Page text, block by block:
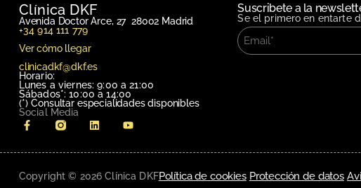
Clínica DKF
Avenida Doctor Arce, 27 28002 Madrid
+34 914 111 779
Ver cómo llegar
clinicadkf@dkf.es
Horario:
Lunes a viernes: 9:00 a 21:00
Sábados*: 10:00 a 14:00
(*)Consultar especialidades disponibles
Social Media
Suscribete a la
Se el primero en entarte
Copyright © 2026 Clínica DKFPolítica de cookies Protección de datos